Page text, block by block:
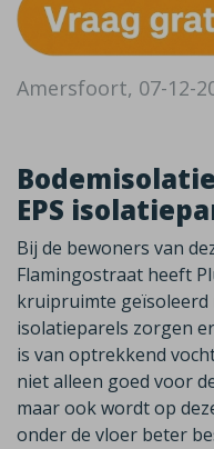
Amersfoort, 07-12-
EPS
Bij de bewoners van
Flamingostraat heeft
kruipruimte geïsoleerd
isolatieparels zorgen
is van optrekkend
niet alleen goed voor
maar ook wordt op
onder de vloer beter